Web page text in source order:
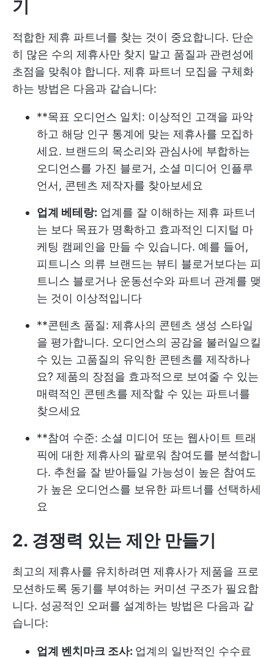
기
적합한 제휴 파트너를 찾는 것이 중요합니다. 단순
히 많은 수의 제휴사만 찾지 말고 품질과 관련성에
초점을 맞춰야 합니다. 제휴 파트너 모집을 구체화
하는 방법은 다음과 같습니다:
**목표 오디언스 일치: 이상적인 고객을 파악
하고 해당 인구 통계에 맞는 제휴사를 모집하
세요. 브랜드의 목소리와 관심사에 부합하는
오디언스를 가진 블로거, 소셜 미디어 인플루
언서, 콘텐츠 제작자를 찾아보세요
업계 베테랑: 업계를 잘 이해하는 제휴 파트너
는 보다 목표가 명확하고 효과적인 디지털 마
케팅 캠페인을 만들 수 있습니다. 예를 들어,
피트니스 의류 브랜드는 뷰티 블로거보다는 피
트니스 블로거나 운동선수와 파트너 관계를 맺
는 것이 이상적입니다
**콘텐츠 품질: 제휴사의 콘텐츠 생성 스타일
을 평가합니다. 오디언스의 공감을 불러일으킬
수 있는 고품질의 유익한 콘텐츠를 제작하나
요? 제품의 장점을 효과적으로 보여줄 수 있는
매력적인 콘텐츠를 제작할 수 있는 파트너를
찾으세요
**참여 수준: 소셜 미디어 또는 웹사이트 트래
픽에 대한 제휴사의 팔로워 참여도를 분석합니
다. 추천을 잘 받아들일 가능성이 높은 참여도
가 높은 오디언스를 보유한 파트너를 선택하세
요
2. 경쟁력 있는 제안 만들기
최고의 제휴사를 유치하려면 제휴사가 제품을 프로
모션하도록 동기를 부여하는 커미션 구조가 필요합
니다. 성공적인 오퍼를 설계하는 방법은 다음과 같
습니다:
업계 벤치마크 조사: 업계의 일반적인 수수료